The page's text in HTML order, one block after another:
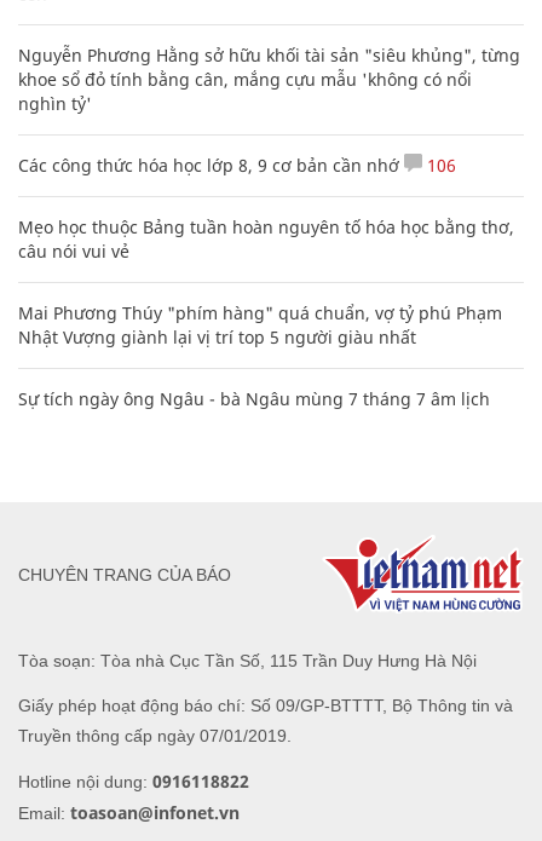
Nguyễn Phương Hằng sở hữu khối tài sản "siêu khủng", từng
khoe sổ đỏ tính bằng cân, mắng cựu mẫu 'không có nổi
nghìn tỷ'
Các công thức hóa học lớp 8, 9 cơ bản cần nhớ 106
Mẹo học thuộc Bảng tuần hoàn nguyên tố hóa học bằng thơ,
câu nói vui vẻ
Mai Phương Thúy "phím hàng" quá chuẩn, vợ tỷ phú Phạm
Nhật Vượng giành lại vị trí top 5 người giàu nhất
Sự tích ngày ông Ngâu - bà Ngâu mùng 7 tháng 7 âm lịch
Tòa soạn: Tòa nhà Cục Tần Số, 115 Trần Duy Hưng Hà Nội
Giấy phép hoạt động báo chí: Số 09/GP-BTTTT, Bộ Thông tin và
Truyền thông cấp ngày 07/01/2019.
Hotline nội dung: 0916118822
Email: toasoan@infonet.vn
CHUYÊN TRANG CỦA BÁO